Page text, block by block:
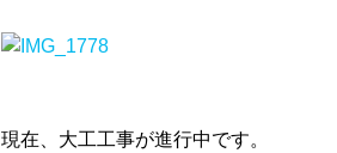
現在、大工工事が進行中です。